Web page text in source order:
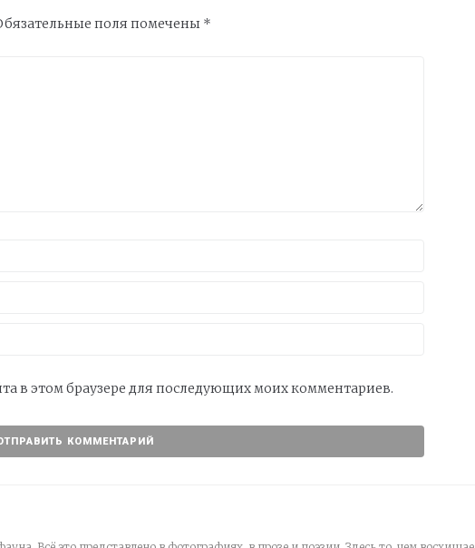
поля помечены *
в этом браузере для последующих моих комментариев.